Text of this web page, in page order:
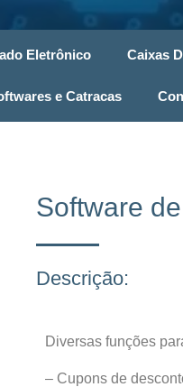
Eletrônico Caixas
e Catracas
Software
Descrição:
Diversas funções
– Cupons de